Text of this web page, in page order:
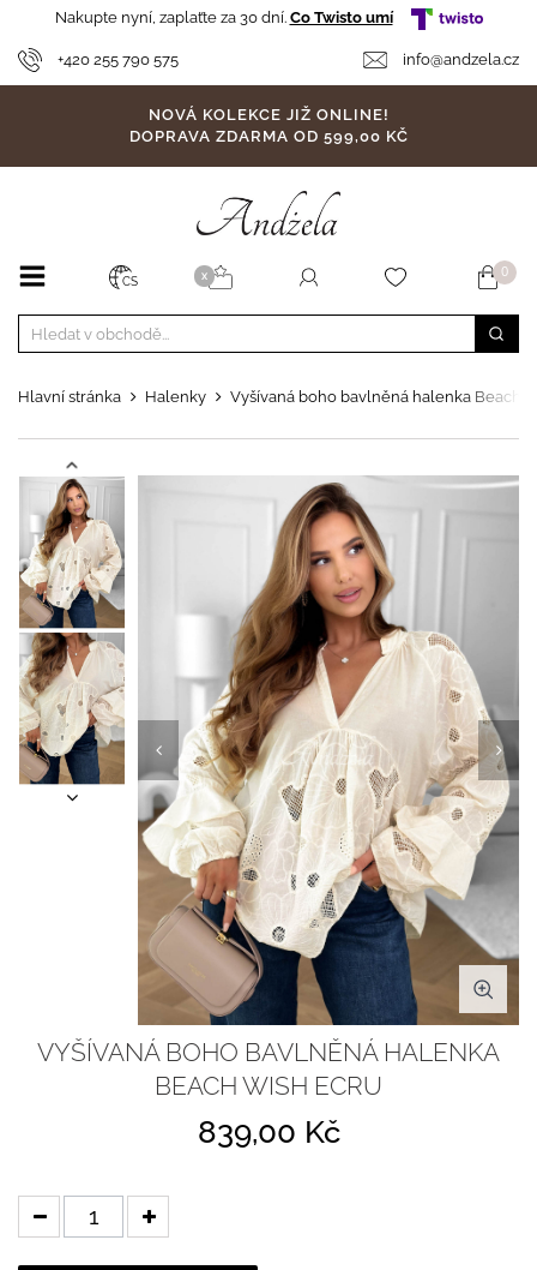
Nakupte nyní, zaplaťte za 30 dní. Co Twisto umí
+420 255 790 575 info@andzela.cz
NOVÁ KOLEKCE JIŽ ONLINE!
DOPRAVA ZDARMA OD 599,00 KČ
CS X 0
Hlavní stránka Halenky Vyšívaná boho bavlněná halenka Beach
VYŠÍVANÁ BOHO BAVLNĚNÁ HALENKA
BEACH WISH ECRU
839,00 Kč